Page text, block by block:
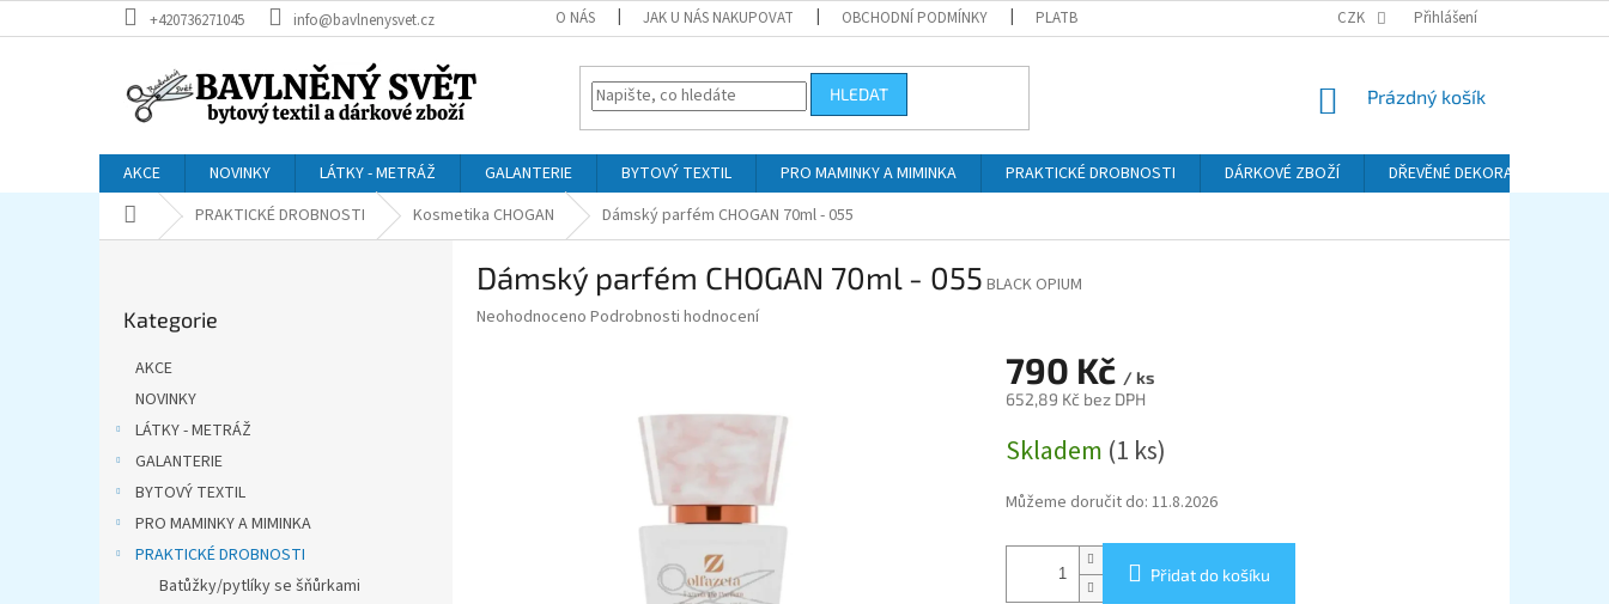
na
+420736271045 info@bavlnenysvet.cz O NÁS JAK U NÁS NAKUPOVAT OBCHODNÍ PODMÍNKY PLATBA A DOPRAVA PODMÍNKY OCHRANY OSOBNÍCH ÚDAJŮ (GDPR)
CZK Přihlášení
HLEDAT
NÁKUPNÍ
Prázdný košík
AKCE NOVINKY LÁTKY - METRÁŽ GALANTERIE BYTOVÝ TEXTIL PRO MAMINKY A MIMINKA PRAKTICKÉ DROBNOSTI DÁRKOVÉ ZBOŽÍ DŘEVĚNÉ DEKORACE
Domů PRAKTICKÉ DROBNOSTI Kosmetika CHOGAN Dámský parfém CHOGAN 70ml - 055
kategorie
Kategorie
AKCE
NOVINKY
LÁTKY - METRÁŽ
GALANTERIE
BYTOVÝ TEXTIL
PRO MAMINKY A MIMINKA
PRAKTICKÉ DROBNOSTI
Batůžky/pytlíky se šňůrkami
Dámský parfém CHOGAN 70ml - 055 BLACK OPIUM
Průměrné
Neohodnoceno Podrobnosti hodnocení
790 Kč / ks
652,89 Kč bez DPH
cena:
Skladem (1 ks)
Můžeme doručit do: 11.8.2026
Přidat do košíku